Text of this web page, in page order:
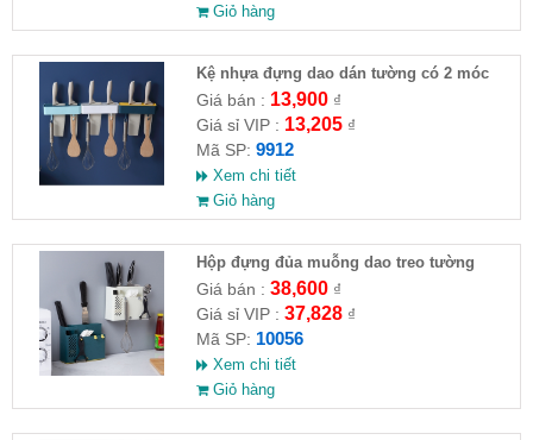
Giỏ hàng
Kệ nhựa đựng dao dán tường có 2 móc
Giá bán : 13,900₫
Giá sỉ VIP : 13,205₫
Mã SP: 9912
Xem chi tiết
Giỏ hàng
Hộp đựng đủa muỗng dao treo tường
Giá bán : 38,600₫
Giá sỉ VIP : 37,828₫
Mã SP: 10056
Xem chi tiết
Giỏ hàng